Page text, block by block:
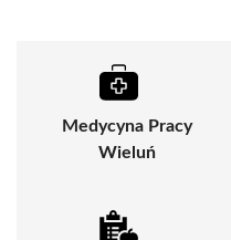
Medycyna Pracy
Wieluń